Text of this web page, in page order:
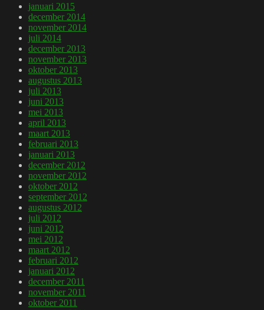
januari 2015
december 2014
november 2014
juli 2014
december 2013
november 2013
oktober 2013
augustus 2013
juli 2013
juni 2013
mei 2013
april 2013
maart 2013
februari 2013
januari 2013
december 2012
november 2012
oktober 2012
september 2012
augustus 2012
juli 2012
juni 2012
mei 2012
maart 2012
februari 2012
januari 2012
december 2011
november 2011
oktober 2011